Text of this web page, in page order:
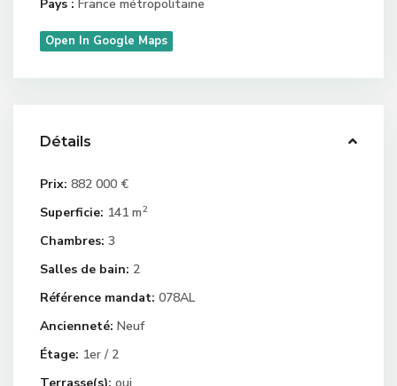
Pays : France métropolitaine
Open In Google Maps
Détails
Prix: 882 000 €
Superficie: 141 m2
Chambres: 3
Salles de bain: 2
Référence mandat: 078AL
Ancienneté: Neuf
Étage: 1er / 2